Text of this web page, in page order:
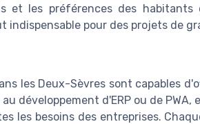
et les préférences des habitants
pour des projets de
les Deux-Sèvres sont capables
développement d'ERP ou de PWA,
les besoins des entreprises.